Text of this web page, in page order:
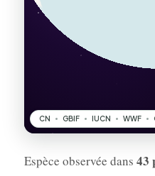
Espèce observée dans 43